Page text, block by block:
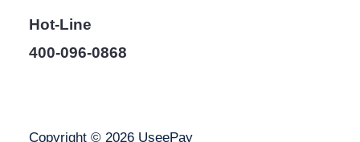
Hot-Line
400-096-0868
Copyright © 2026 UseePay